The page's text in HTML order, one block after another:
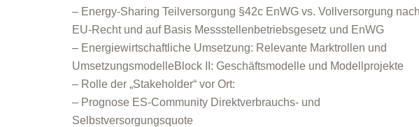
– Energy-Sharing Teilversorgung §42c EnWG vs. Vollversorgung
EU-Recht und auf Basis Messstellenbetriebsgesetz und EnWG
– Energiewirtschaftliche Umsetzung: Relevante Marktrollen und
UmsetzungsmodelleBlock II: Geschäftsmodelle und Modellprojekte
– Rolle der „Stakeholder“ vor Ort:
– Prognose ES-Community Direktverbrauchs- und
Selbstversorgungsquote